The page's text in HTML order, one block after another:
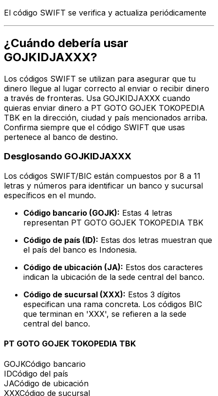
El código SWIFT se verifica y actualiza periódicamente
¿Cuándo debería usar
GOJKIDJAXXX?
Los códigos SWIFT se utilizan para asegurar que tu
dinero llegue al lugar correcto al enviar o recibir dinero
a través de fronteras. Usa GOJKIDJAXXX cuando
quieras enviar dinero a PT GOTO GOJEK TOKOPEDIA
TBK en la dirección, ciudad y país mencionados arriba.
Confirma siempre que el código SWIFT que usas
pertenece al banco de destino.
Desglosando GOJKIDJAXXX
Los códigos SWIFT/BIC están compuestos por 8 a 11
letras y números para identificar un banco y sucursal
específicos en el mundo.
Código bancario (GOJK): Estas 4 letras
representan PT GOTO GOJEK TOKOPEDIA TBK
Código de país (ID): Estas dos letras muestran que
el país del banco es Indonesia.
Código de ubicación (JA): Estos dos caracteres
indican la ubicación de la sede central del banco.
Código de sucursal (XXX): Estos 3 dígitos
especifican una rama concreta. Los códigos BIC
que terminan en 'XXX', se refieren a la sede
central del banco.
PT GOTO GOJEK TOKOPEDIA TBK
GOJKCódigo bancario
IDCódigo del país
JACódigo de ubicación
XXXCódigo de sucursal